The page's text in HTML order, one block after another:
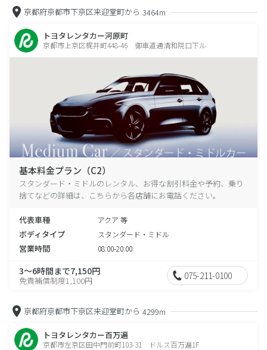
京都府京都市下京区来迎堂町から 3464m
トヨタレンタカー河原町
京都市上京区梶井町448-46 御車道通清和院口下ル
基本料金プラン（C2）
スタンダード・ミドルのレンタル、お得な割引料金や予約、乗り
捨てなどの詳細は、こちらから各店舗にお電話ください。
代表車種 アクア 等
ボディタイプ スタンダード・ミドル
営業時間 08:00-20:00
3～6時間まで7,150円
免責補償制度1,100円 075-211-0100
京都府京都市下京区来迎堂町から 4299m
トヨタレンタカー百万遍
京都市左京区田中門前町103-31 ドルス百万遍1F